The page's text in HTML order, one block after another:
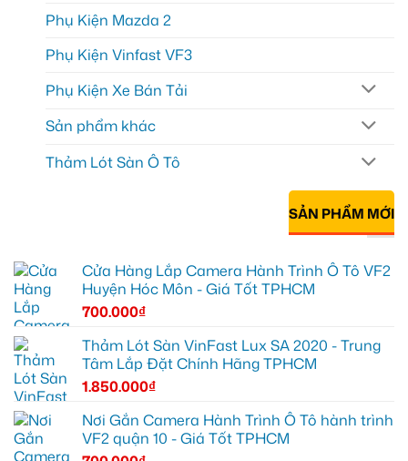
Phụ Kiện Mazda 2
Phụ Kiện Vinfast VF3
Phụ Kiện Xe Bán Tải
Sản phẩm khác
Thảm Lót Sàn Ô Tô
SẢN PHẨM MỚI
Cửa Hàng Lắp Camera Hành Trình Ô Tô VF2
Huyện Hóc Môn - Giá Tốt TPHCM
700.000₫
Thảm Lót Sàn VinFast Lux SA 2020 - Trung
Tâm Lắp Đặt Chính Hãng TPHCM
1.850.000₫
Nơi Gắn Camera Hành Trình Ô Tô hành trình
VF2 quận 10 - Giá Tốt TPHCM